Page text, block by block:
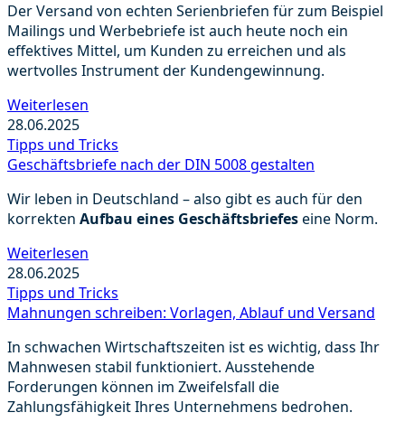
Der Versand von echten Serienbriefen für zum Beispiel
Mailings und Werbebriefe ist auch heute noch ein
effektives Mittel, um Kunden zu erreichen und als
wertvolles Instrument der Kundengewinnung.
Weiterlesen
28.06.2025
Tipps und Tricks
Geschäftsbriefe nach der DIN 5008 gestalten
Wir leben in Deutschland – also gibt es auch für den
korrekten Aufbau eines Geschäftsbriefeseine Norm.
Weiterlesen
28.06.2025
Tipps und Tricks
Mahnungen schreiben: Vorlagen, Ablauf und Versand
In schwachen Wirtschaftszeiten ist es wichtig, dass Ihr
Mahnwesen stabil funktioniert. Ausstehende
Forderungen können im Zweifelsfall die
Zahlungsfähigkeit Ihres Unternehmens bedrohen.